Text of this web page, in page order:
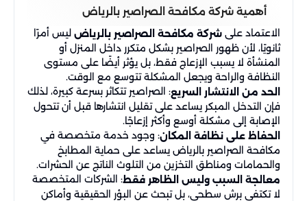
أهمية شركة مكافحة الصراصير بالرياض
الاعتماد على شركة مكافحة الصراصير بالرياض ليس أمرًا
ثانويًا، لأن ظهور الصراصير بشكل متكرر داخل المنزل أو
المنشأة لا يسبب الإزعاج فقط، بل يؤثر أيضًا على مستوى
النظافة والراحة ويجعل المشكلة تتوسع مع الوقت.
الحد من الانتشار السريع: الصراصير تتكاثر بسرعة كبيرة، لذلك
فإن التدخل المبكر يساعد على تقليل انتشارها قبل أن تتحول
الإصابة إلى مشكلة أوسع وأكثر إزعاجًا.
الحفاظ على نظافة المكان: وجود خدمة متخصصة في
مكافحة الصراصير بالرياض يساعد على حماية المطابخ
والحمامات ومناطق التخزين من التلوث الناتج عن الحشرات.
معالجة السبب وليس الظاهر فقط: الشركات المتخصصة
لا تكتفي برش سطحي، بل تبحث عن البؤر الحقيقية وأماكن